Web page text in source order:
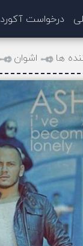
درخواست آکورد
ها اشوان